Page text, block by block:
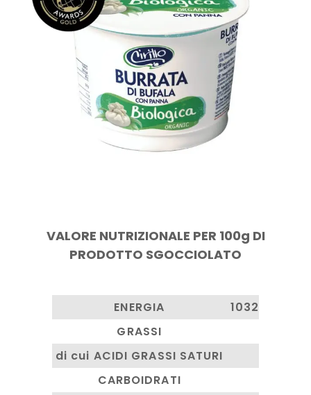
VALORE NUTRIZIONALE PER 100g DI
PRODOTTO SGOCCIOLATO
ENERGIA
1032 Kj /
GRASSI
di cui ACIDI GRASSI SATURI
CARBOIDRATI